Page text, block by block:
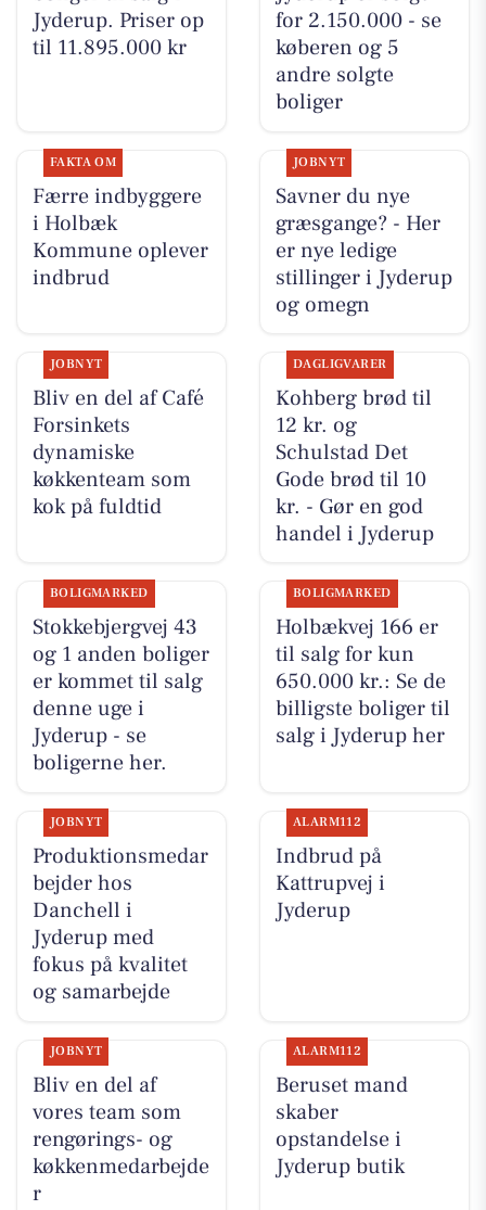
Jyderup. Priser op
til 11.895.000 kr
for 2.150.000 - se
køberen og 5
andre solgte
boliger
FAKTA OM
Færre indbyggere
i Holbæk
Kommune oplever
indbrud
JOBNYT
Savner du nye
græsgange? - Her
er nye ledige
stillinger i Jyderup
og omegn
JOBNYT
Bliv en del af Café
Forsinkets
dynamiske
køkkenteam som
kok på fuldtid
DAGLIGVARER
Kohberg brød til
12 kr. og
Schulstad Det
Gode brød til 10
kr. - Gør en god
handel i Jyderup
BOLIGMARKED
Stokkebjergvej 43
og 1 anden boliger
er kommet til salg
denne uge i
Jyderup - se
boligerne her.
BOLIGMARKED
Holbækvej 166 er
til salg for kun
650.000 kr.: Se de
billigste boliger til
salg i Jyderup her
JOBNYT
Produktionsmedar
bejder hos
Danchell i
Jyderup med
fokus på kvalitet
og samarbejde
ALARM112
Indbrud på
Kattrupvej i
Jyderup
JOBNYT
Bliv en del af
vores team som
rengørings- og
køkkenmedarbejde
r
ALARM112
Beruset mand
skaber
opstandelse i
Jyderup butik